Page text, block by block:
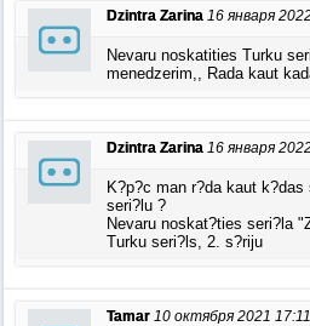
Dzintra Zarina 16 января
Nevaru noskatities Turku
menedzerim,, Rada kaut
Dzintra Zarina 16 января
K?p?c man r?da kaut
seri?lu ?
Nevaru noskat?ties seri?la
Turku seri?ls, 2. s?riju
Tamar 10 октября 2021 17:11